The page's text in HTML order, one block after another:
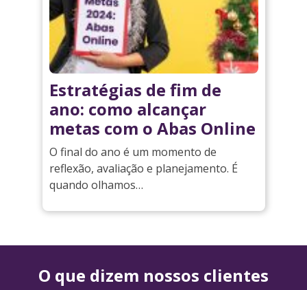
Estratégias de fim de
ano: como alcançar
metas com o Abas Online
O final do ano é um momento de
reflexão, avaliação e planejamento. É
quando olhamos…
O que dizem nossos clientes